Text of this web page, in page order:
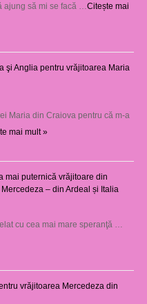
ajung să mi se facă … Citește mai
şi Anglia pentru vrăjitoarea Maria
Maria din Craiova pentru că m-a
mai mult »
mai puternică vrăjitoare din
– din Ardeal și Italia
cu cea mai mare speranţă …
vrăjitoarea Mercedeza din